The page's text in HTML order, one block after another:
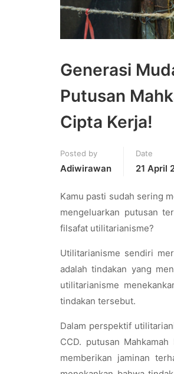
Generasi
Putusan
Cipta Kerja!
Posted by
Adiwirawan
Date
21 April
Kamu pasti sudah sering
mengeluarkan putusan
filsafat utilitarianisme?
Utilitarianisme sendiri
adalah tindakan yang
utilitarianisme
tindakan tersebut.
Dalam perspektif
CCD. putusan
memberikan jaminan